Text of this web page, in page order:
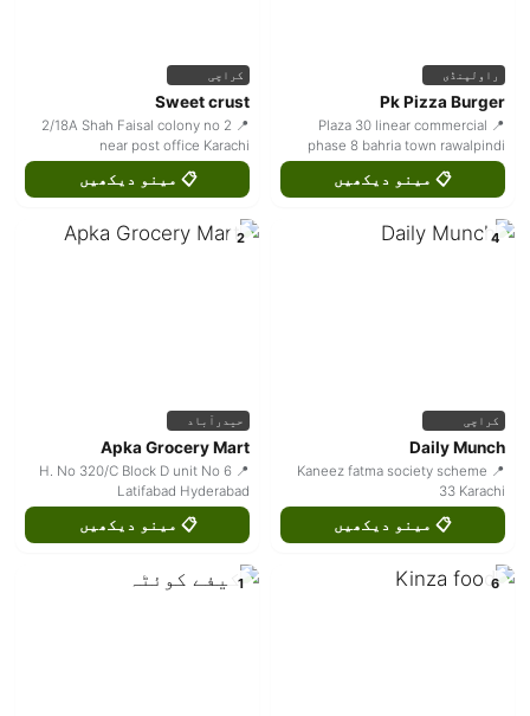
راولپنڈی
Pk Pizza Burger
📍 Plaza 30 linear commercial
phase 8 bahria town rawalpindi
📋 مینو دیکھیں
کراچی
Sweet crust
📍 2/18A Shah Faisal colony no 2
near post office Karachi
📋 مینو دیکھیں
4
کراچی
Daily Munch
📍 Kaneez fatma society scheme
33 Karachi
📋 مینو دیکھیں
2
حیدرآباد
Apka Grocery Mart
📍 H. No 320/C Block D unit No 6
Latifabad Hyderabad
📋 مینو دیکھیں
6
1